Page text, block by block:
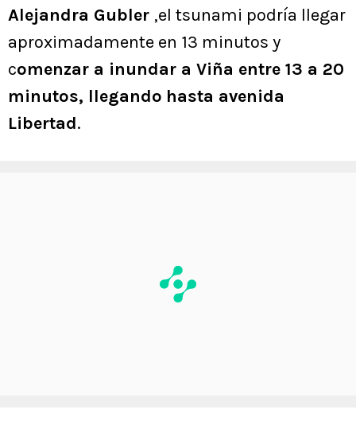
Alejandra Gubler ,el tsunami podría llegar
aproximadamente en 13 minutos y
comenzar a inundar a Viña entre 13 a 20
minutos, llegando hasta avenida
Libertad.